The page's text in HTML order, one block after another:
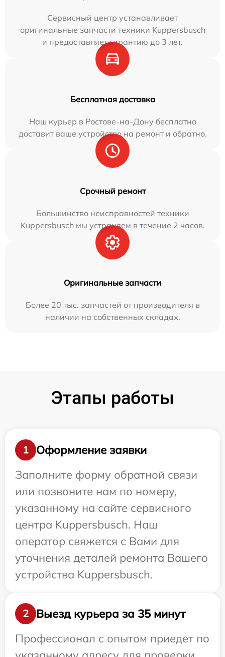
Сервисный центр устанавливает
оригинальные запчасти техники Kuppersbusch
и предоставляет гарантию до 3 лет.
Бесплатная доставка
Наш курьер в Ростове-на-Дону бесплатно
доставит ваше устройство на ремонт и обратно.
Срочный ремонт
Большинство неисправностей техники
Kuppersbusch мы устраняем в течение 2 часов.
Оригинальные запчасти
Более 20 тыс. запчастей от производителя в
наличии на собственных складах.
Этапы работы
1
Оформление заявки
Заполните форму обратной связи
или позвоните нам по номеру,
указанному на сайте сервисного
центра Kuppersbusch. Наш
оператор свяжется с Вами для
уточнения деталей ремонта Вашего
устройства Kuppersbusch.
2
Выезд курьера за 35 минут
Профессионал с опытом приедет по